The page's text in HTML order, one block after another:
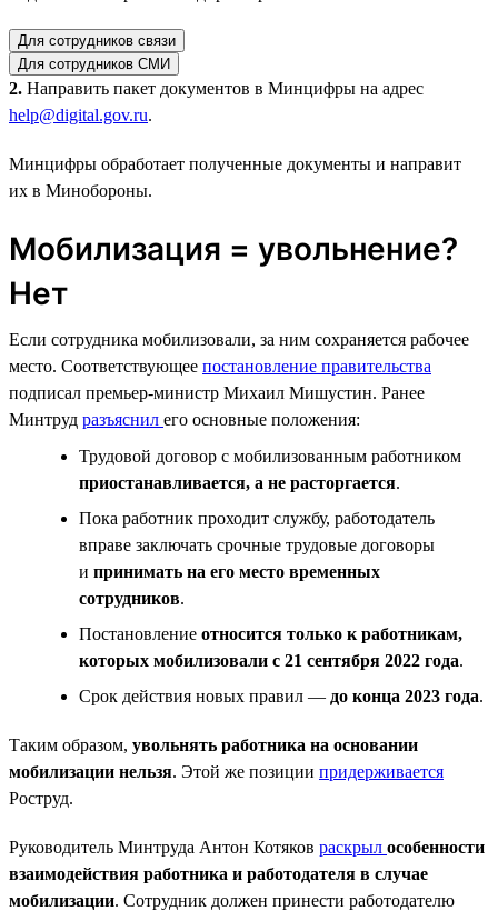
Для сотрудников связи
Для сотрудников СМИ
2. Направить пакет документов в Минцифры на адрес
help@digital.gov.ru.
Минцифры обработает полученные документы и направит
их в Минобороны.
Мобилизация = увольнение?
Нет
Если сотрудника мобилизовали, за ним сохраняется рабочее
место. Соответствующее постановление правительства
подписал премьер-министр Михаил Мишустин. Ранее
Минтруд разъяснил его основные положения:
Трудовой договор с мобилизованным работником
приостанавливается, а не расторгается.
Пока работник проходит службу, работодатель
вправе заключать срочные трудовые договоры
и принимать на его место временных
сотрудников.
Постановление относится только к работникам,
которых мобилизовали с 21 сентября 2022 года.
Срок действия новых правил — до конца 2023 года.
Таким образом, увольнять работника на основании
мобилизации нельзя. Этой же позиции придерживается
Роструд.
Руководитель Минтруда Антон Котяков раскрыл особенности
взаимодействия работника и работодателя в случае
мобилизации. Сотрудник должен принести работодателю